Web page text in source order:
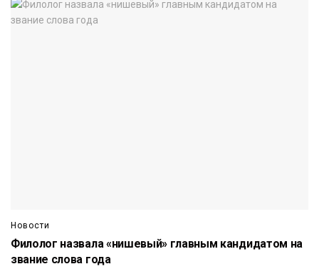
Новости
Филолог назвала «нишевый» главным кандидатом на
звание слова года